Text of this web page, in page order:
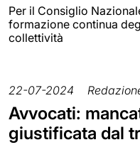
Per il Consiglio
formazione continua
collettività
22-07-2024
Avvocati:
giustificata dal